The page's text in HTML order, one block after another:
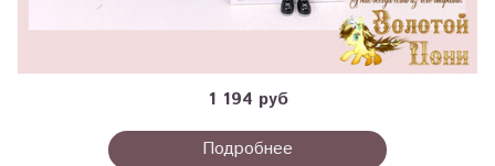
1 194 руб
Подробнее